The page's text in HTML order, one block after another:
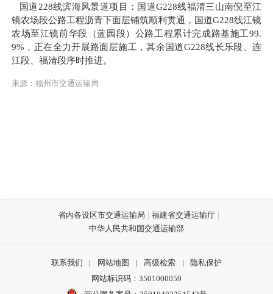
国道228线滨海风景道项目：国道G228线福清三山南倪至江
镜农场段公路工程沥青下面层铺筑顺利贯通，国道G228线江镜
农场至江镜前华段（蓝园段）公路工程累计完成路基施工99.
9%，正在全力开展路面层施工，其余国道G228线长乐段、连
江段、福清段序时推进。
来源：福州市交通运输局
省内各设区市交通运输局
福建省交通运输厅
中华人民共和国交通运输部
联系我们 | 网站地图 | 高级检索 |
隐私保护
网站标识码：3501000059